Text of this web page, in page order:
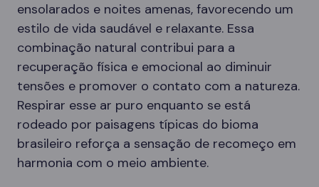
ensolarados e noites amenas, favorecendo um
estilo de vida saudável e relaxante. Essa
combinação natural contribui para a
recuperação física e emocional ao diminuir
tensões e promover o contato com a natureza.
Respirar esse ar puro enquanto se está
rodeado por paisagens típicas do bioma
brasileiro reforça a sensação de recomeço em
harmonia com o meio ambiente.